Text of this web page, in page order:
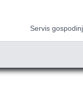
Servis